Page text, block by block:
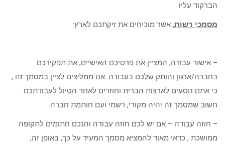
הברקוד עליו.
מסמכי רשות, אשר מוכיחים את זיקתכם לארץ:
– אישור עבודה, המציין את פרטיכם האישיים, את תפקידכם
בחברה/ארגון והותק שלכם בעבודה. אנו ממליצים לציין במסמך זה ,
כי אתם נוסעים לארצות הברית וחוזרים לאחר הטיול לעבודתכם.
חשוב שמסמך זה יהיה מקורי, רשמי ועם חותמת חברה.
– חוזה עבודה – אם יש לכם חוזה עבודה והנכם חתומים לתקופה
ממושכת , כדאי מאוד להמציא מסמך המעיד על כך, באופן זה,